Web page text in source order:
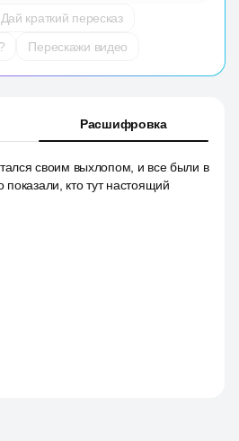
Дай краткий пересказ
Перескажи видео
Расшифровка
своим выхлопом, и все были в
показали, кто тут настоящий